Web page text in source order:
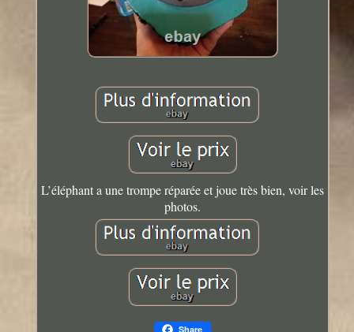
L’éléphant a une trompe réparée et joue très bien, voir les
photos.
Share